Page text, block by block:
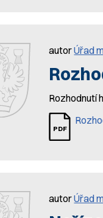
autorÚřad
Rozhodnutí
autorÚřad